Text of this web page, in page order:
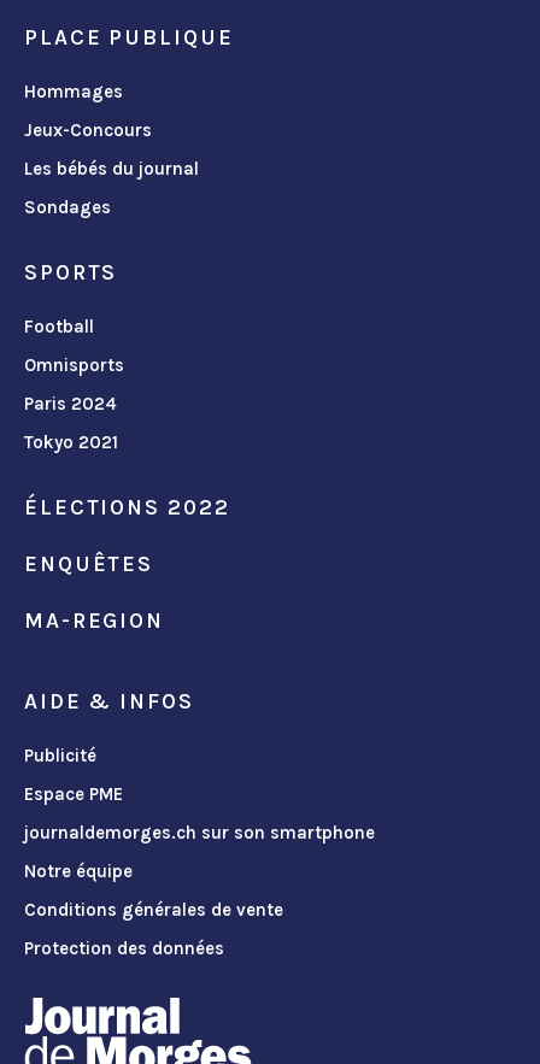
PLACE PUBLIQUE
Hommages
Jeux-Concours
Les bébés du journal
Sondages
SPORTS
Football
Omnisports
Paris 2024
Tokyo 2021
ÉLECTIONS 2022
ENQUÊTES
MA-REGION
AIDE & INFOS
Publicité
Espace PME
journaldemorges.ch sur son smartphone
Notre équipe
Conditions générales de vente
Protection des données